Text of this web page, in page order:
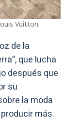
Vuitton.
de la
que lucha
después que
su
la moda
más.